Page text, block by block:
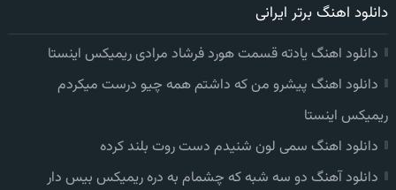
دانلود اهنگ برتر ایرانی
دانلود اهنگ یادته قسمت هورد فرشاد مرادی ریمیکس اینستا
دانلود اهنگ پیشرو من که داشتم همه چیو درست میکردم
ریمیکس اینستا
دانلود اهنگ سمی لون شنیدم دست روت بلند کرده
دانلود آهنگ دو سه شبه که چشمام به دره ریمیکس بیس دار